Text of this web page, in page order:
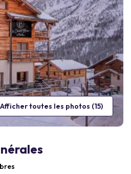
Afficher toutes les photos (15)